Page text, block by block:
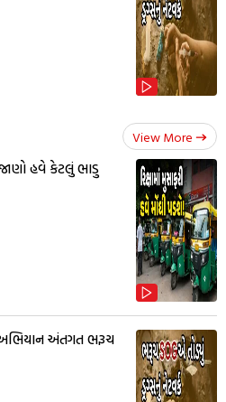
View More
જાણો હવે કેટલું ભાડુ
અભિયાન અંતગત ભરૂચ